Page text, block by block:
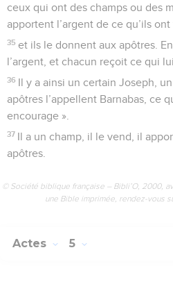
ceux qui ont des champs ou des
apportent l’argent de ce qu’ils
35 et ils le donnent aux apôtres.
l’argent, et chacun reçoit ce qui
36 Il y a ainsi un certain Joseph,
apôtres l’appellent Barnabas, ce
encourage ».
37 Il a un champ, il le vend, il
apôtres.
© Société biblique française – Bibli’O, 2000,
une Bible imprimée, rendez-vous
Actes 5